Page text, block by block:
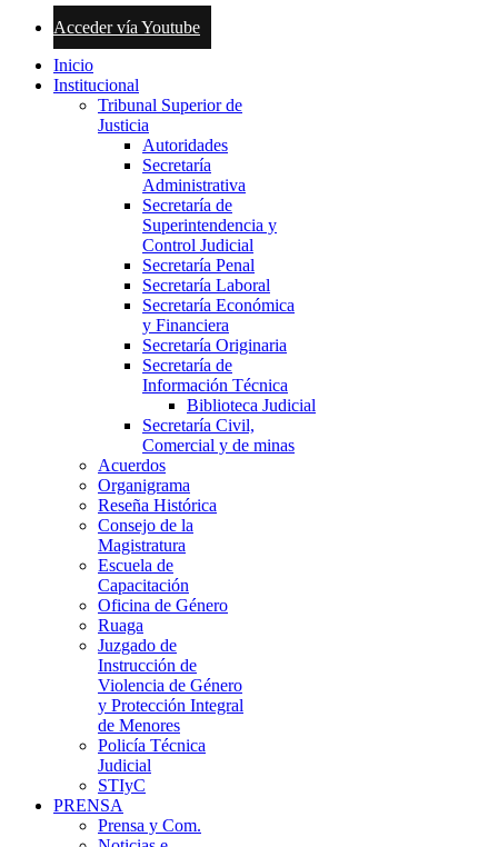
Acceder vía Youtube
Inicio
Institucional
Tribunal Superior de
Justicia
Autoridades
Secretaría
Administrativa
Secretaría de
Superintendencia y
Control Judicial
Secretaría Penal
Secretaría Laboral
Secretaría Económica
y Financiera
Secretaría Originaria
Secretaría de
Información Técnica
Biblioteca Judicial
Secretaría Civil,
Comercial y de minas
Acuerdos
Organigrama
Reseña Histórica
Consejo de la
Magistratura
Escuela de
Capacitación
Oficina de Género
Ruaga
Juzgado de
Instrucción de
Violencia de Género
y Protección Integral
de Menores
Policía Técnica
Judicial
STIyC
PRENSA
Prensa y Com.